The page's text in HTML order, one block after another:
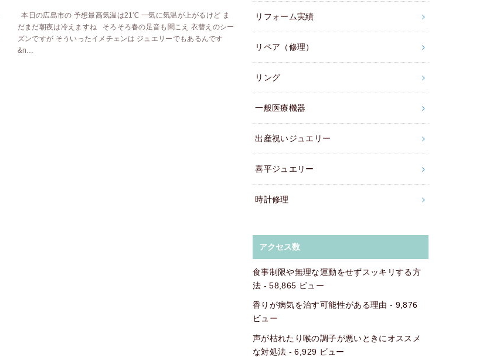
本日の広島市の 予想最高気温は21℃ 一気に気温が上がるけど ま
だまだ朝夜は冷えますね そろそろ春の足音も聞こえ 衣替えのシー
ズンですが そういったイメチェンは ジュエリーでもあるんです
&n…
リフォーム実績
リペア（修理）
リング
一般医療機器
出産祝いジュエリー
喜平ジュエリー
時計修理
アクセス数
食事制限や無理な運動をせずスッキリする方
法 - 58,865 ビュー
香りが病気を治す可能性がある理由 - 9,876
ビュー
声が枯れたり喉の調子が悪いときにオススメ
な対処法 - 6,929 ビュー